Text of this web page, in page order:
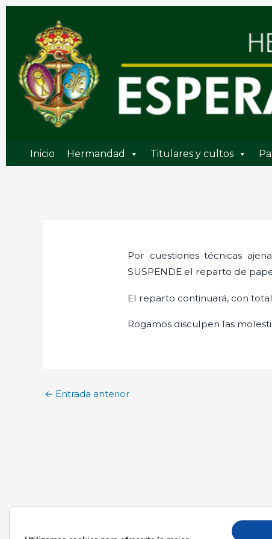
contenido
Inicio Hermandad Titulares y cultos
Por cuestiones técnicas
SUSPENDE el reparto de
El reparto continuará, con total
Rogamos disculpen las
← Entrada anterior